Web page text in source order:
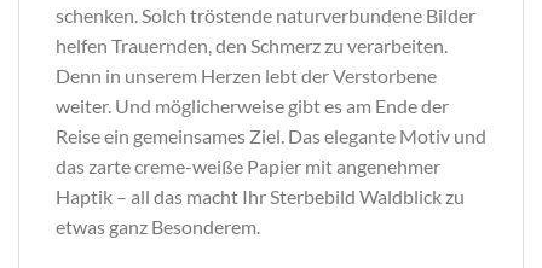
schenken. Solch tröstende naturverbundene Bilder
helfen Trauernden, den Schmerz zu verarbeiten.
Denn in unserem Herzen lebt der Verstorbene
weiter. Und möglicherweise gibt es am Ende der
Reise ein gemeinsames Ziel. Das elegante Motiv und
das zarte creme-weiße Papier mit angenehmer
Haptik – all das macht Ihr Sterbebild Waldblick zu
etwas ganz Besonderem.